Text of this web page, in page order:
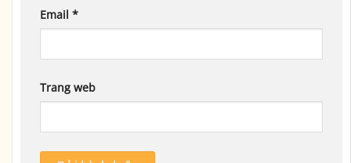
Email *
Trang web